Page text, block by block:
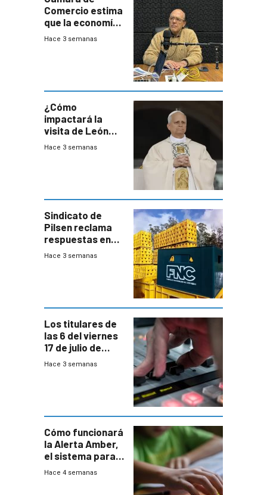
Comercio estima
que la economía
crecerá 1,6%
Hace 3 semanas
¿Cómo
impactará la
visita de León
XIV a Uruguay?
Hace 3 semanas
Sindicato de
Pilsen reclama
respuestas en
medio de
Hace 3 semanas
Los titulares de
las 6 del viernes
17 de julio de
2026
Hace 3 semanas
Cómo funcionará
la Alerta Amber,
el sistema para
la búsqueda
Hace 4 semanas